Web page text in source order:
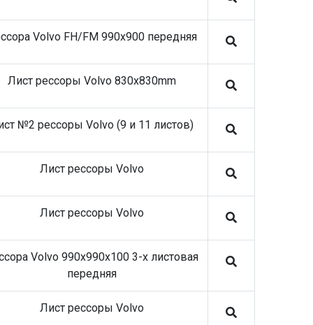
Volvo FH/FM 990x900 передняя
Лист рессоры Volvo 830x830mm
№2 рессоры Volvo (9 и 11 листов)
Лист рессоры Volvo
Лист рессоры Volvo
Volvo 990x990x100 3-х листовая
передняя
Лист рессоры Volvo